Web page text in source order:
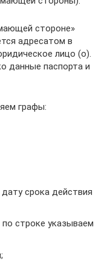
стороне»
адресатом в
лицо (о).
данные паспорта и
графы:
срока действия
строке указываем